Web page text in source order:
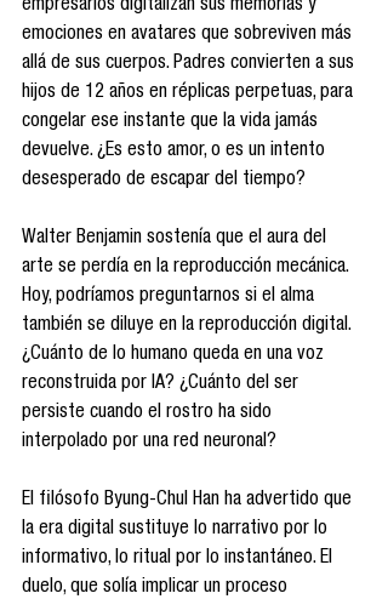
empresarios digitalizan sus memorias y
emociones en avatares que sobreviven más
allá de sus cuerpos. Padres convierten a sus
hijos de 12 años en réplicas perpetuas, para
congelar ese instante que la vida jamás
devuelve. ¿Es esto amor, o es un intento
desesperado de escapar del tiempo?
Walter Benjamin sostenía que el aura del
arte se perdía en la reproducción mecánica.
Hoy, podríamos preguntarnos si el alma
también se diluye en la reproducción digital.
¿Cuánto de lo humano queda en una voz
reconstruida por IA? ¿Cuánto del ser
persiste cuando el rostro ha sido
interpolado por una red neuronal?
El filósofo Byung-Chul Han ha advertido que
la era digital sustituye lo narrativo por lo
informativo, lo ritual por lo instantáneo. El
duelo, que solía implicar un proceso